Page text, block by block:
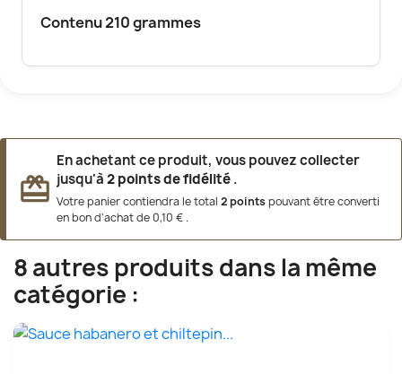
Contenu 210 grammes
redeem
En achetant ce produit, vous pouvez collecter
jusqu'à2 points de fidélité .
Votre panier contiendra le total2pointspouvant être converti
en bon d'achat de0,10 € .
8 autres produits dans la même
catégorie :